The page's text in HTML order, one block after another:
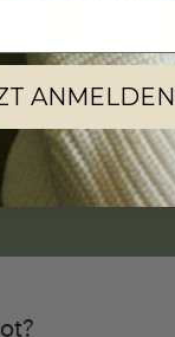
ANMELDEN